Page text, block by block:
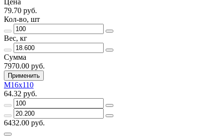
79.70 руб.
Кол-во, шт
Вес, кг
Сумма
7970.00 руб.
Применить
М16х110
64.32 руб.
6432.00 руб.